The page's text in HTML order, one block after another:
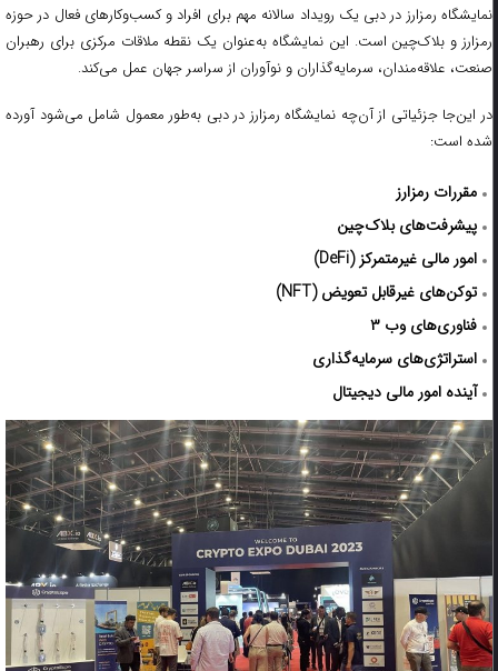
نمایشگاه رمزارز در دبی یک رویداد سالانه مهم برای افراد و کسب‌وکارهای فعال در حوزه
رمزارز و بلاک‌چین است. این نمایشگاه به‌عنوان یک نقطه ملاقات مرکزی برای رهبران
صنعت، علاقه‌مندان، سرمایه‌گذاران و نوآوران از سراسر جهان عمل می‌کند.
در این‌جا جزئیاتی از آن‌چه نمایشگاه رمزارز در دبی به‌طور معمول شامل می‌شود آورده
شده است:
مقررات رمزارز
پیشرفت‌های بلاک‌چین
امور مالی غیرمتمرکز (DeFi)
توکن‌های غیرقابل تعویض (NFT)
فناوری‌های وب ۳
استراتژی‌های سرمایه‌گذاری
آینده امور مالی دیجیتال